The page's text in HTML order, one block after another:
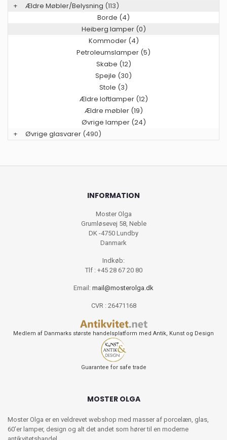
+
Ældre Møbler/Belysning (113)
Borde (4)
Heiberg lamper (0)
Kommoder (4)
Petroleumslamper (5)
Skabe (12)
Spejle (30)
Stole (3)
Ældre loftlamper (12)
Ældre møbler (19)
Øvrige lamper (24)
+
Øvrige glasvarer (490)
INFORMATION
Moster Olga
Grumløsevej 58, Neble
DK -4750 Lundby
Danmark
Indkøb:
Tlf : +45 28 67 20 80
Email: mail@mosterolga.dk
CVR : 26471168
Medlem af Danmarks største handelsplatform med Antik, Kunst og Design
Guarantee for safe trade
MOSTER OLGA
Moster Olga er en veldrevet webshop med masser af porcelæn, glas,
60’er lamper, design og alt det andet som hører til en moderne